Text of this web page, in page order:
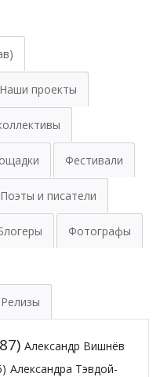
Наши проекты
Фестивали
Поэты и писатели
Фотографы
Релизы
Александр Вишнёв
Александра Тэвдой-